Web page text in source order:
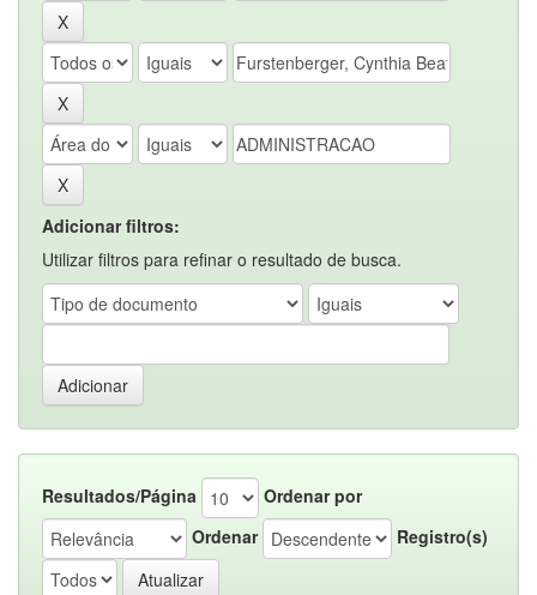
Adicionar filtros:
Utilizar filtros para refinar o resultado de busca.
Resultados/Página
Ordenar por
Ordenar
Registro(s)